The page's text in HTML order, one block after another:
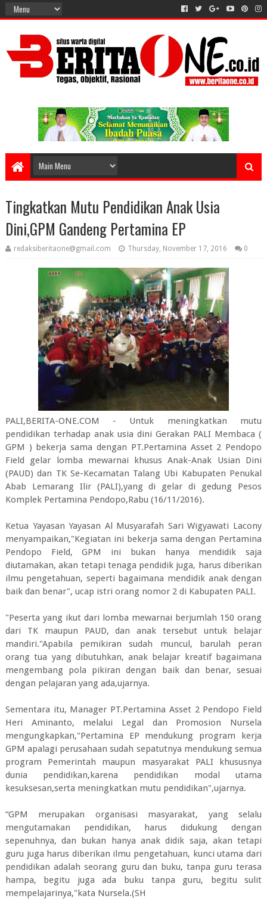
Tingkatkan Mutu Pendidikan Anak Usia
Dini,GPM Gandeng Pertamina EP
redaksiberitaone@gmail.com Thursday, November 17, 2016 0
PALI,BERITA-ONE.COM - Untuk meningkatkan mutu
pendidikan terhadap anak usia dini Gerakan PALI Membaca (
GPM ) bekerja sama dengan PT.Pertamina Asset 2 Pendopo
Field gelar lomba mewarnai khusus Anak-Anak Usian Dini
(PAUD) dan TK Se-Kecamatan Talang Ubi Kabupaten Penukal
Abab Lemarang Ilir (PALI),yang di gelar di gedung Pesos
Komplek Pertamina Pendopo,Rabu (16/11/2016).
Ketua Yayasan Yayasan Al Musyarafah Sari Wigyawati Lacony
menyampaikan,"Kegiatan ini bekerja sama dengan Pertamina
Pendopo Field, GPM ini bukan hanya mendidik saja
diutamakan, akan tetapi tenaga pendidik juga, harus diberikan
ilmu pengetahuan, seperti bagaimana mendidik anak dengan
baik dan benar", ucap istri orang nomor 2 di Kabupaten PALI.
"Peserta yang ikut dari lomba mewarnai berjumlah 150 orang
dari TK maupun PAUD, dan anak tersebut untuk belajar
mandiri."Apabila pemikiran sudah muncul, barulah peran
orang tua yang dibutuhkan, anak belajar kreatif bagaimana
mengembang pola pikiran dengan baik dan benar, sesuai
dengan pelajaran yang ada,ujarnya.
Sementara itu, Manager PT.Pertamina Asset 2 Pendopo Field
Heri Aminanto, melalui Legal dan Promosion Nursela
mengungkapkan,"Pertamina EP mendukung program kerja
GPM apalagi perusahaan sudah sepatutnya mendukung semua
program Pemerintah maupun masyarakat PALI khususnya
dunia pendidikan,karena pendidikan modal utama
kesuksesan,serta meningkatkan mutu pendidikan",ujarnya.
“GPM merupakan organisasi masyarakat, yang selalu
mengutamakan pendidikan, harus didukung dengan
sepenuhnya, dan bukan hanya anak didik saja, akan tetapi
guru juga harus diberikan ilmu pengetahuan, kunci utama dari
pendidikan adalah seorang guru dan buku, tanpa guru terasa
hampa, begitu juga ada buku tanpa guru, begitu sulit
mempelajarinya,"kata Nursela.(SH